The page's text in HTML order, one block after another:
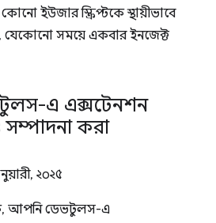
ইউজার স্ক্রিপ্টকে স্থায়ীভাবে
যেকোনো সময়ে একবার ইনজেক্ট
এ এক্সটেনশন
করা
২০২৫
আপনি ডেভটুলস-এ